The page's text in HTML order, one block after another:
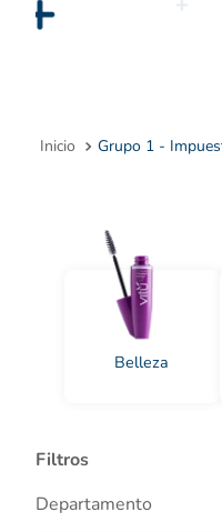
Belleza
Filtros
Departamento